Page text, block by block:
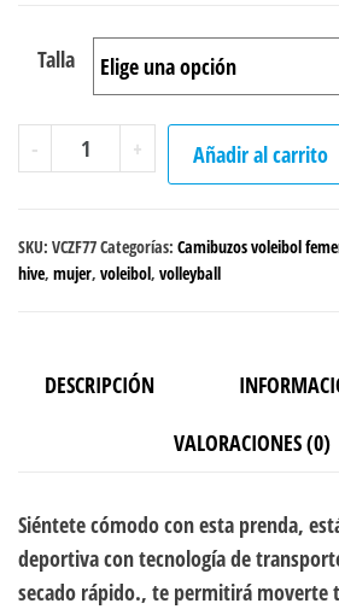
Talla
-
Camibuzo
Voleibol
femenino
cantidad
+ Añadir al carrito
SKU: VCZF77Categorías: Camibuzos voleibol
hive, mujer, voleibol, volleyball
DESCRIPCIÓN
VALORACIONES (0)
Siéntete cómodo con esta prenda,
deportiva con tecnología de
secado rápido., te permitirá moverte